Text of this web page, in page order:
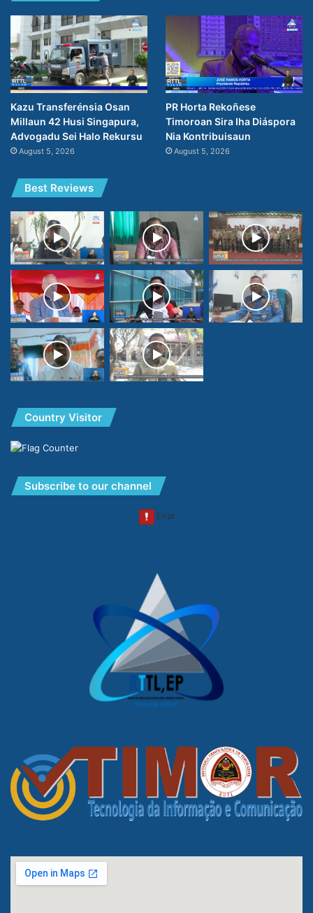
Kazu Transferénsia Osan
Millaun 42 Husi Singapura,
Advogadu Sei Halo Rekursu
August 5, 2026
PR Horta Rekoñese
Timoroan Sira Iha Diáspora
Nia Kontribuisaun
August 5, 2026
Best Reviews
Country Visitor
Subscribe to our channel